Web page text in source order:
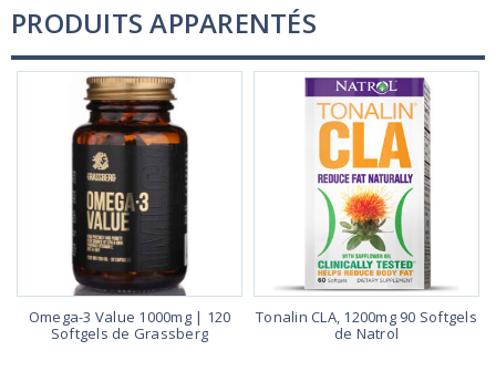
PRODUITS APPARENTÉS
Omega-3 Value 1000mg | 120
Softgels de Grassberg
Tonalin CLA, 1200mg 90 Softgels
de Natrol